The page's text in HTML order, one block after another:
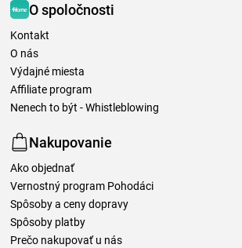
O spoločnosti
Kontakt
O nás
Výdajné miesta
Affiliate program
Nenech to být - Whistleblowing
Nakupovanie
Ako objednať
Vernostný program Pohodáci
Spôsoby a ceny dopravy
Spôsoby platby
Prečo nakupovať u nás